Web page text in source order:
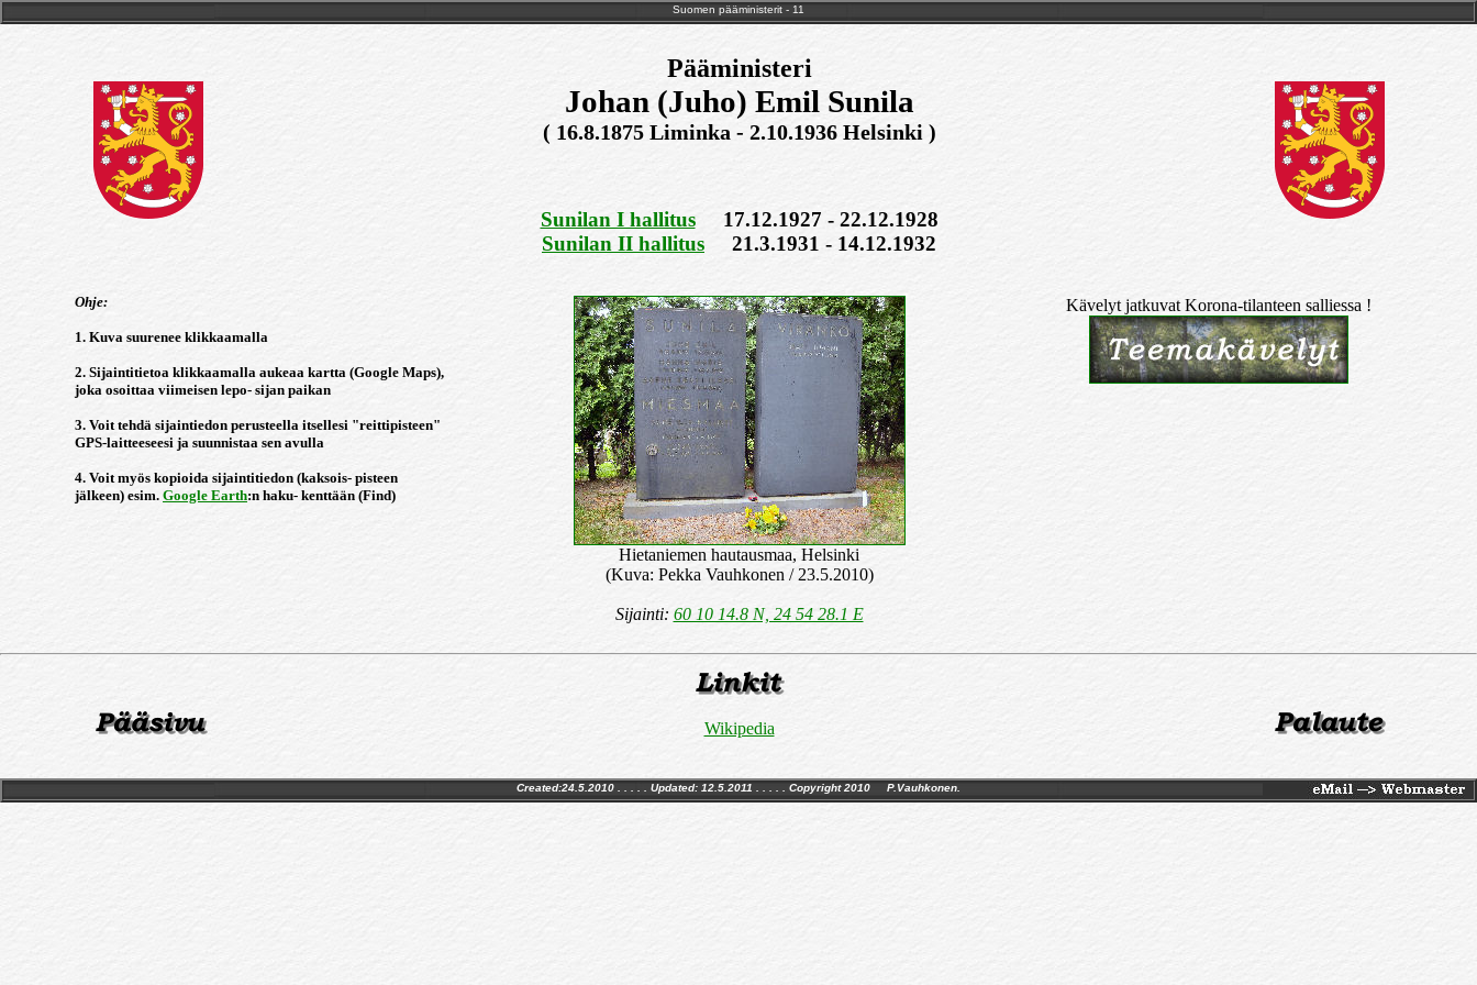
Suomen pääministerit - 11
Pääministeri
Johan (Juho) Emil Sunila
( 16.8.1875 Liminka - 2.10.1936 Helsinki )
Sunilan I hallitus17.12.1927 - 22.12.1928
Sunilan II hallitus 21.3.1931 - 14.12.1932
Ohje:
1. Kuva suurenee klikkaamalla
2. Sijaintitietoa klikkaamalla aukeaa kartta (Google Maps),
joka osoittaa viimeisen lepo- sijan paikan
3. Voit tehdä sijaintiedon perusteella itsellesi "reittipisteen"
GPS-laitteeseesi ja suunnistaa sen avulla
4. Voit myös kopioida sijaintitiedon (kaksois- pisteen
jälkeen) esim. Google Earth:n haku- kenttään (Find)
Hietaniemen hautausmaa, Helsinki
(Kuva: Pekka Vauhkonen / 23.5.2010)
Sijainti: 60 10 14.8 N, 24 54 28.1 E
Kävelyt jatkuvat Korona-tilanteen salliessa !
Wikipedia
Created:24.5.2010 . . . . . Updated: 12.5.2011 . . . . . Copyright 2010 P.Vauhkonen.